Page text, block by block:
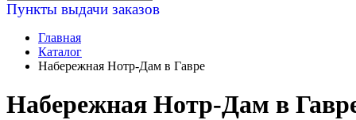
Пункты выдачи заказов
Главная
Каталог
Набережная Нотр-Дам в Гавре
Набережная Нотр-Дам в